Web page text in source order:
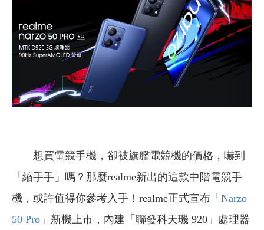
想買電競手機，卻被旗艦電競機的價格，嚇到
「縮手手」嗎？那麼realme新出的這款中階電競手
機，或許值得你參考入手！realme正式宣布「 Narzo
50 Pro 」新機上市，內建「聯發科天璣 920」處理器